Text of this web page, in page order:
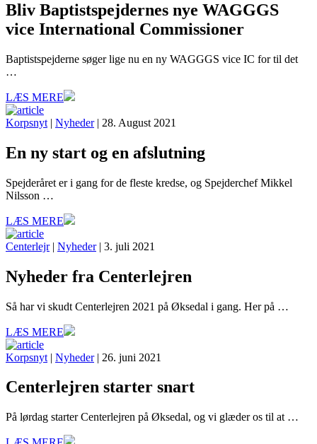
Bliv Baptistspejdernes nye WAGGGS
vice International Commissioner
Baptistspejderne søger lige nu en ny WAGGGS vice IC for til det
…
LÆS MERE
Korpsnyt | Nyheder| 28. August 2021
En ny start og en afslutning
Spejderåret er i gang for de fleste kredse, og Spejderchef Mikkel
Nilsson …
LÆS MERE
Centerlejr| Nyheder| 3. juli 2021
Nyheder fra Centerlejren
Så har vi skudt Centerlejren 2021 på Øksedal i gang. Her på …
LÆS MERE
Korpsnyt | Nyheder| 26. juni 2021
Centerlejren starter snart
På lørdag starter Centerlejren på Øksedal, og vi glæder os til at …